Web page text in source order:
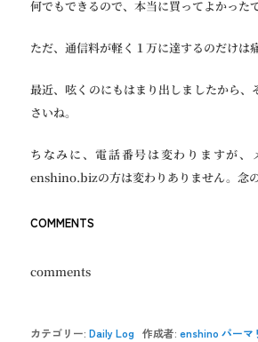
何でもできるので、本当に買ってよかったで
ただ、通信料が軽く１万に達するのだけは
最近、呟くのにもはまり出しましたから、
さいね。
ちなみに、電話番号は変わりますが、
enshino.bizの方は変わりありません。念の
COMMENTS
comments
カテゴリー:Daily Log 作成者:enshino パーマ